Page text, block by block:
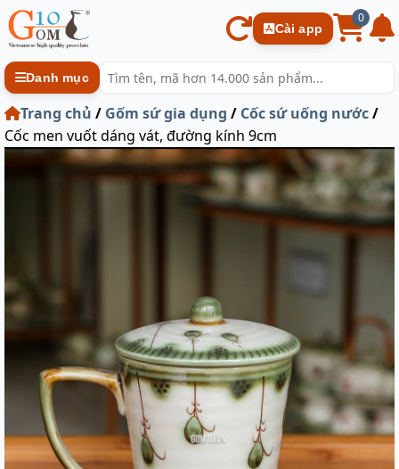
Cài app
0
Danh mục
Trang chủ / Gốm sứ gia dụng / Cốc sứ uống nước/
Cốc men vuốt dáng vát, đường kính 9cm